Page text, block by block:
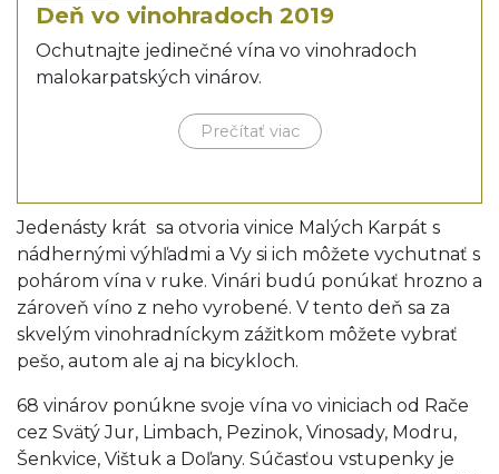
Deň vo vinohradoch 2019
Ochutnajte jedinečné vína vo vinohradoch
malokarpatských vinárov.
Prečítať viac
Jedenásty krát sa otvoria vinice Malých Karpát s
nádhernými výhľadmi a Vy si ich môžete vychutnať s
pohárom vína v ruke. Vinári budú ponúkať hrozno a
zároveň víno z neho vyrobené. V tento deň sa za
skvelým vinohradníckym zážitkom môžete vybrať
pešo, autom ale aj na bicykloch.
68 vinárov ponúkne svoje vína vo viniciach od Rače
cez Svätý Jur, Limbach, Pezinok, Vinosady, Modru,
Šenkvice, Vištuk a Doľany. Súčasťou vstupenky je